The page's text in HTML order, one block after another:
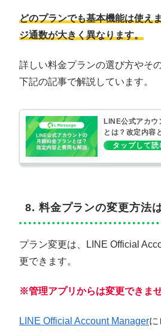
どのプランでも基本機能は使え
ジ通数が大きく異なります。
詳しい料金プランの選び方やそ
下記の記事で解説しています。
LINE公式アカウ
とは？改定内容
8. 料金プランの変更方法
プラン変更は、LINE Official
更できます。
※管理アプリからは変更できませ
LINE Official Account Managerに